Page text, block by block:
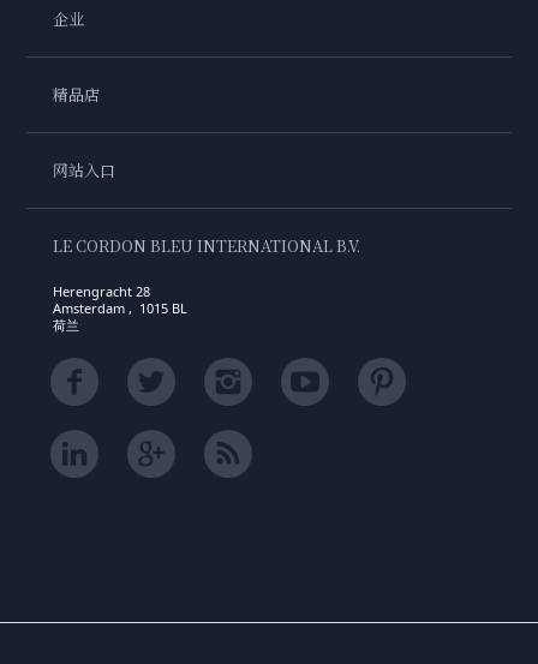
企业
精品店
网站入口
LE CORDON BLEU INTERNATIONAL B.V.
Herengracht 28
Amsterdam , 1015 BL
荷兰